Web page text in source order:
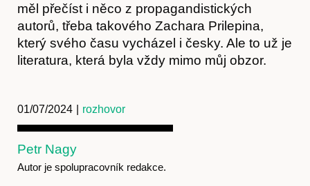
měl přečíst i něco z propagandistických
autorů, třeba takového Zachara Prilepina,
který svého času vycházel i česky. Ale to už je
literatura, která byla vždy mimo můj obzor.
01/07/2024 rozhovor
Petr Nagy
Autor je spolupracovník redakce.